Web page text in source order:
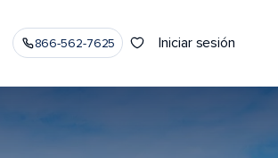
866-562-7625 Iniciar sesión